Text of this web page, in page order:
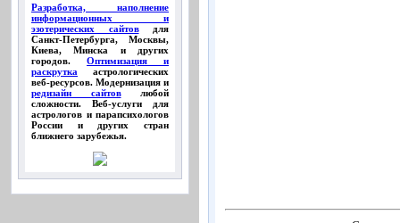
Разработка, наполнение
информационных и
эзотерических сайтовдля
Санкт-Петербурга, Москвы,
Киева, Минска и других
городов. Оптимизация и
раскрутка астрологических
веб-ресурсов. Модернизация и
редизайн сайтовлюбой
сложности. Веб-услуги для
астрологов и парапсихологов
России и других стран
ближнего зарубежья.